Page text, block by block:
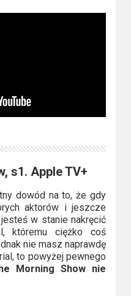
s1. Apple TV+
dowód na to, że gdy
aktorów i jeszcze
w stanie nakręcić
któremu ciężko coś
nie masz naprawdę
to powyżej pewnego
Morning Show nie